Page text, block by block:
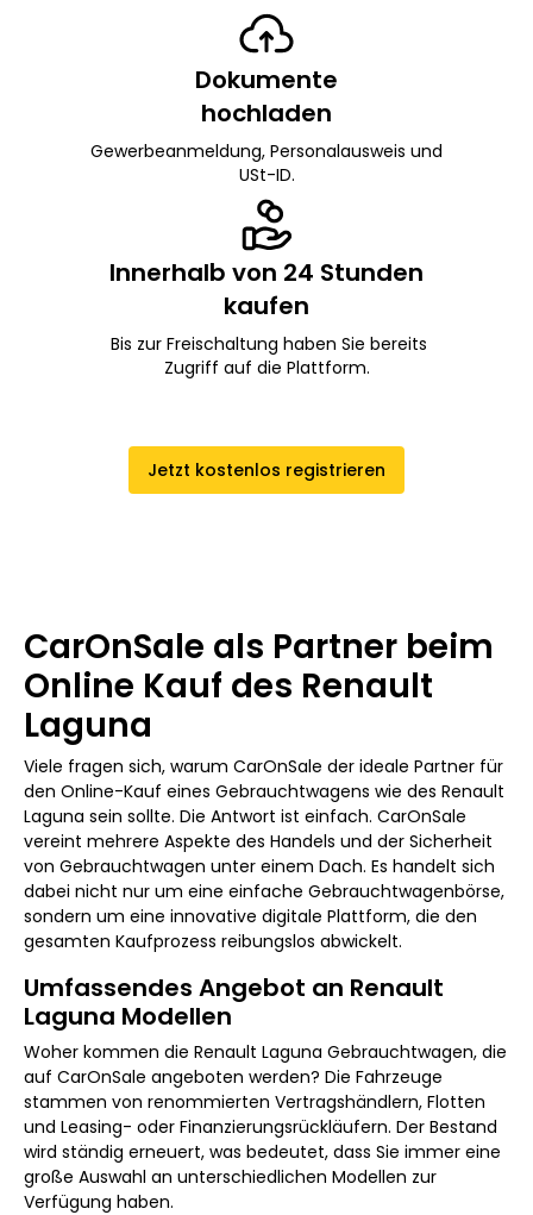
Dokumente
hochladen
Gewerbeanmeldung, Personalausweis und
USt-ID.
Innerhalb von 24 Stunden
kaufen
Bis zur Freischaltung haben Sie bereits
Zugriff auf die Plattform.
Jetzt kostenlos registrieren
CarOnSale als Partner beim
Online Kauf des Renault
Laguna
Viele fragen sich, warum CarOnSale der ideale Partner für
den Online-Kauf eines Gebrauchtwagens wie des Renault
Laguna sein sollte. Die Antwort ist einfach. CarOnSale
vereint mehrere Aspekte des Handels und der Sicherheit
von Gebrauchtwagen unter einem Dach. Es handelt sich
dabei nicht nur um eine einfache Gebrauchtwagenbörse,
sondern um eine innovative digitale Plattform, die den
gesamten Kaufprozess reibungslos abwickelt.
Umfassendes Angebot an Renault
Laguna Modellen
Woher kommen die Renault Laguna Gebrauchtwagen, die
auf CarOnSale angeboten werden? Die Fahrzeuge
stammen von renommierten Vertragshändlern, Flotten
und Leasing- oder Finanzierungsrückläufern. Der Bestand
wird ständig erneuert, was bedeutet, dass Sie immer eine
große Auswahl an unterschiedlichen Modellen zur
Verfügung haben.